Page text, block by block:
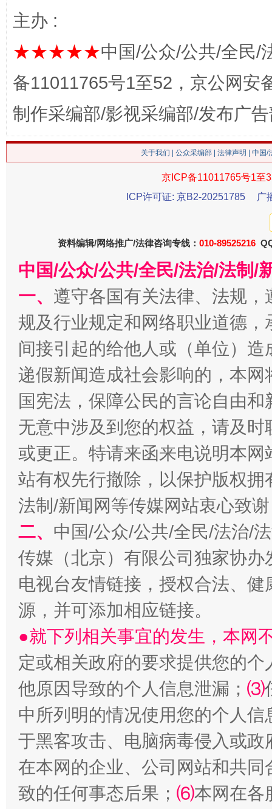
招工难、用工荒背后
网上购药对药下症？
这是一记警钟！ 谢
在谋一域中谋全局
今
魏明亮
主办 :
★★★★★中国/公众/公共/全民/
备11011765号1至52，京公网安
制作采编部/影视采编部/发布广
关于我们 公众采编部 法律声明 | 中国
京ICP备11011765号1至
ICP许可证: 京B2-20251785
广
资料编辑/网络推广/法律咨询专线： 010-89525216
中国/公众/公共/全民/法治/法制/
一、 遵守各国有关法律、法规
规及行业规定和网络职业道德
间接引起的给他人或（单位）
递假新闻造成社会影响的，本
国宪法，保障公民的言论自由
无意中涉及到您的权益，请及
或更正。特请来函来电说明本
站有权先行撤除，以保护版权
法制/新闻网等传媒网站衷心致
二、 中国/公众/公共/全民/法治/
传媒（北京）有限公司独家协
电视台友情链接，授权合法、
源，并可添加相应链接。
●就下列相关事宜的发生，本网
定或相关政府的要求提供您的个
他原因导致的个人信息泄漏； ⑶
中所列明的情况使用您的个人
于黑客攻击、电脑病毒侵入或
在本网的企业、公司网站和共
致的任何事态后果； ⑹本网在各